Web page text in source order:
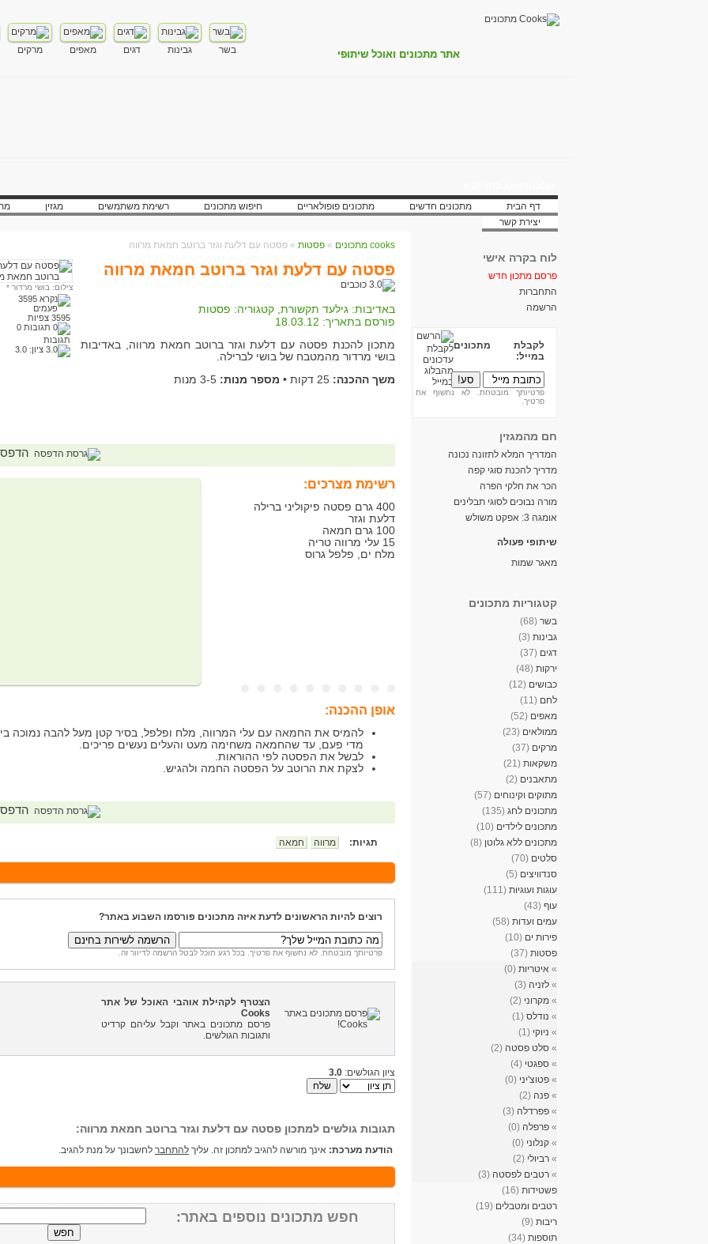
אתר מתכונים ואוכל שיתופי בשר גבינות דגים מאפים מרקים
דף הבית
מתכונים חדשים מתכונים פופולאריים חיפוש מתכונים רשימת משתמשים מגזין
יצירת קשר
לוח בקרה אישי
פרסם מתכון חדש
התחברות
הרשמה
לקבלת מתכונים
במייל:
פרטיותך מובטחת. לא נחשוף את
פרטיך.
חם מהמגזין
המדריך המלא לתזונה נכונה
מדריך להכנת סוגי קפה
הכר את חלקי הפרה
מורה נבוכים לסוגי תבלינים
אומגה 3: אפקט משולש
שיתופי פעולה
מאגר שמות
קטגוריות מתכונים
בשר (68)
גבינות (3)
דגים (37)
ירקות (48)
כבושים (12)
לחם (11)
מאפים (52)
ממולאים (23)
מרקים (37)
משקאות (21)
מתאבנים (2)
מתוקים וקינוחים (57)
מתכונים לחג (135)
מתכונים לילדים (10)
מתכונים ללא גלוטן (8)
סלטים (70)
סנדוויצים (5)
עוגות ועוגיות (111)
עוף (43)
עמים ועדות (58)
פירות ים (10)
פסטות (37)
» איטריות (0)
» לזניה (3)
» מקרוני (2)
» נודלס (1)
» ניוקי (1)
» סלט פסטה (2)
» ספגטי (4)
» פטוצ'יני (0)
» פנה (2)
» פפרדלה (3)
» פרפלה (0)
» קנלוני (0)
» רביולי (2)
» רטבים לפסטה (3)
פשטידות (16)
רטבים ומטבלים (19)
ריבות (9)
תוספות (34)
צילום: בושי מרדור *
3595 צפיות
תגובות
ציון: 3.0
cooks מתכונים » פסטות » פסטה עם דלעת וגזר ברוטב חמאת מרווה
פסטה עם דלעת וגזר ברוטב חמאת מרווה
באדיבות: גילעד תקשורת, קטגוריה: פסטות
פורסם בתאריך: 18.03.12
מתכון להכנת פסטה עם דלעת וגזר ברוטב חמאת מרווה, באדיבות
בושי מרדור מהמטבח של בושי לברילה.
משך ההכנה: 25 דקות • מספר מנות: 3-5 מנות
רשימת מצרכים:
400 גרם פסטה פיקוליני ברילה
דלעת וגזר
100 גרם חמאה
15 עלי מרווה טריה
מלח ים, פלפל גרוס
אופן ההכנה:
להמיס את החמאה עם עלי המרווה, מלח ופלפל, בסיר קטן מעל להבה נמוכה
מדי פעם, עד שהחמאה משחימה מעט והעלים נעשים פריכים.
לבשל את הפסטה לפי ההוראות.
לצקת את הרוטב על הפסטה החמה ולהגיש.
תגיות: מרווה חמאה
רוצים להיות הראשונים לדעת איזה מתכונים פורסמו השבוע באתר?
פרטיותך מובטחת. לא נחשוף את פרטיך. בכל רגע תוכל לבטל הרשמה לדיוור זה.
הצטרף לקהילת אוהבי האוכל של אתר
Cooks
פרסם מתכונים באתר וקבל עליהם קרדיט
ותגובות הגולשים.
ציון הגולשים: 3.0
תגובות גולשים למתכון פסטה עם דלעת וגזר ברוטב חמאת מרווה:
הודעת מערכת: אינך מורשה להגיב למתכון זה. עליך להתחבר לחשבונך על מנת להגיב.
חפש מתכונים נוספים באתר: